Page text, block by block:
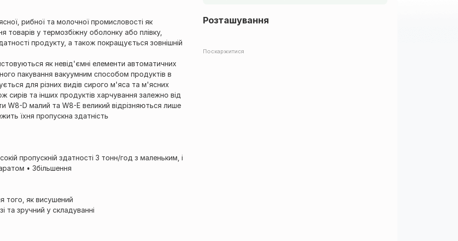
рибної та молочної промисловості як
товарів у термозбіжну оболонку або плівку,
продукту, а також покращується зовнішній
як невід'ємні елементи автоматичних
пакування вакуумним способом продуктів в
для різних видів сирого м'яса та м'ясних
сирів та інших продуктів харчування залежно від
W8-D малий та W8-E великий відрізняються лише
їхня пропускна здатність
пропускній здатності 3 тонн/год з маленьким, і
• Збільшення
того, як висушений
та зручний у складуванні
Розташування
Поскаржитися